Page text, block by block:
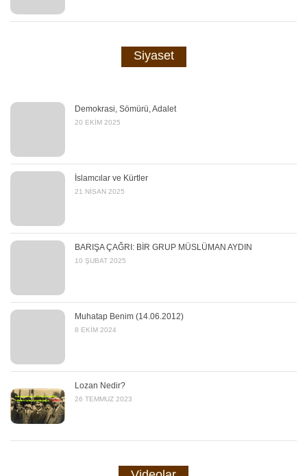
Siyaset
Demokrasi, Sömürü, Adalet
20 EKIM 2025
İslamcılar ve Kürtler
21 NISAN 2025
BARIŞA ÇAĞRI: BİR GRUP MÜSLÜMAN AYDIN
10 ŞUBAT 2025
Muhatap Benim (14.06.2012)
8 EKIM 2024
Lozan Nedir?
26 TEMMUZ 2023